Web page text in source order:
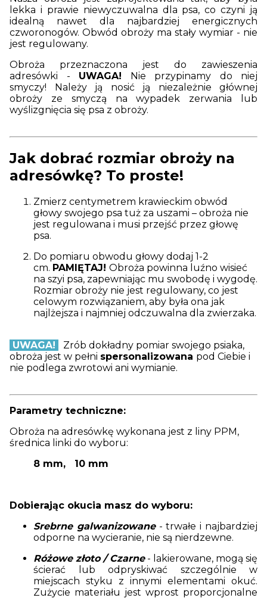
lekka i prawie niewyczuwalna dla psa, co czyni ją
idealną nawet dla najbardziej energicznych
czworonogów. Obwód obroży ma stały wymiar - nie
jest regulowany.
Obroża przeznaczona jest do zawieszenia
adresówki - UWAGA! Nie przypinamy do niej
smyczy! Należy ją nosić ją niezależnie głównej
obroży ze smyczą na wypadek zerwania lub
wyślizgnięcia się psa z obroży.
Jak dobrać rozmiar obroży na
adresówkę? To proste!
Zmierz centymetrem krawieckim obwód
głowy swojego psa tuż za uszami – obroża nie
jest regulowana i musi przejść przez głowę
psa.
Do pomiaru obwodu głowy dodaj 1-2
cm. PAMIĘTAJ! Obroża powinna luźno wisieć
na szyi psa, zapewniając mu swobodę i wygodę.
Rozmiar obroży nie jest regulowany, co jest
celowym rozwiązaniem, aby była ona jak
najlżejsza i najmniej odczuwalna dla zwierzaka.
UWAGA!
Zrób dokładny pomiar swojego psiaka,
obroża jest w pełni spersonalizowana pod Ciebie i
nie podlega zwrotowi ani wymianie.
Parametry techniczne:
Obroża na adresówkę wykonana jest z liny PPM,
średnica linki do wyboru:
8 mm, 10 mm
Dobierając okucia masz do wyboru:
Srebrne galwanizowane- trwałe i najbardziej
odporne na wycieranie, nie są nierdzewne.
Różowe złoto / Czarne- lakierowane, mogą się
ścierać lub odpryskiwać szczególnie w
miejscach styku z innymi elementami okuć.
Zużycie materiału jest wprost proporcjonalne